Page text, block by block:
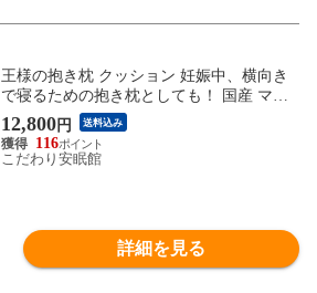
王様の抱き枕 クッション 妊娠中、横向き
で寝るための抱き枕としても！ 国産 マタ
ニティ ママの抱き枕 洗える プレゼントに
も ギフトにも 抱きまくら 新生活 一人暮ら
し 春日本製 枕 (Lサイズ/40×140×20cm ター
12,800円 送料込み
116
こだわり安眠館
詳細を見る